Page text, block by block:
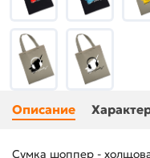
Описание
Сумка шоппер -